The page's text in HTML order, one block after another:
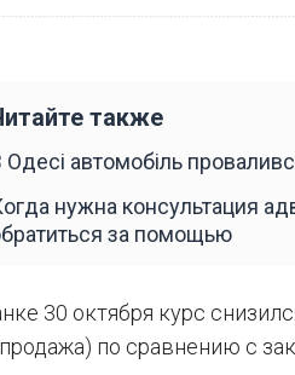
также
Одесі автомобіль
нужна консультация
за помощью
30 октября курс
по сравнению с